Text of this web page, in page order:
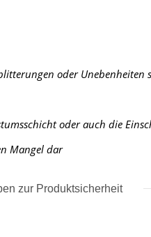
oder
oder auch die
Mangel dar
zur Produktsicherheit